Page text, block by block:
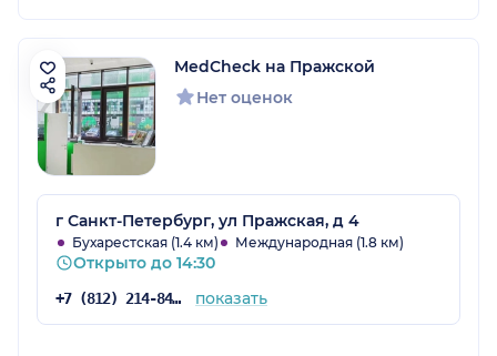
MedCheck на Пражской
Нет оценок
г Санкт-Петербург, ул Пражская, д 4
Бухарестская (1.4 км) Международная (1.8 км)
Открыто до 14:30
+7 (812) 214-84-90 показать